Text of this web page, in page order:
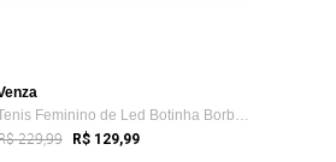
Tenis Feminino de Led Botinha Borboleta ...
229,99 R$ 129,99